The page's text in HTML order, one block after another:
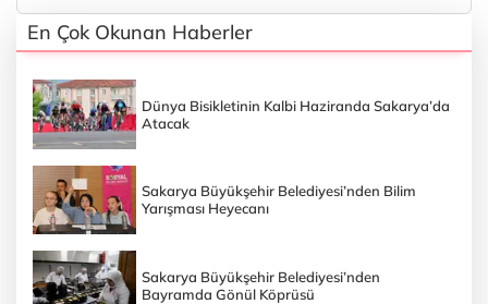
En Çok Okunan Haberler
Dünya Bisikletinin Kalbi Haziranda Sakarya’da
Atacak
Sakarya Büyükşehir Belediyesi’nden Bilim
Yarışması Heyecanı
Sakarya Büyükşehir Belediyesi’nden
Bayramda Gönül Köprüsü